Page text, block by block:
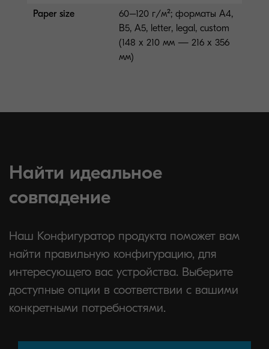
Paper size
60–120 г/м²; форматы A4,
B5, A5, letter, legal, custom
(148 x 210 мм — 216 x 356
мм)
Найти идеальное
совпадение
Наш Конфигуратор продукта поможет вам
найти правильную конфигурацию, для
интересующего вас устройства. Выберите
доступные опции в соответствии с вашими
конкретными потребностями.